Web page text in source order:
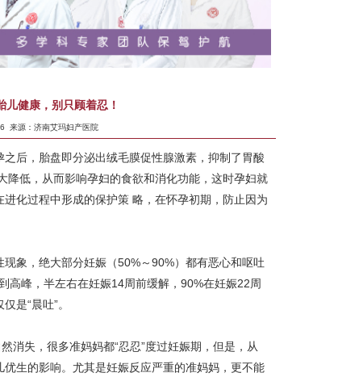
儿健康，别只顾着忍！
来源：济南艾玛妇产医院
，胎盘即分泌出绒毛膜促性腺激素，抑制了胃酸
降低，从而影响孕妇的食欲和消化功能，这时孕妇就
化过程中形成的保护策 略，在怀孕初期，防止因为
，绝大部分妊娠（50%～90%）都有恶心和呕吐
高峰，半左右在妊娠14周前缓解，90%在妊娠22周
是“晨吐”。
失，很多准妈妈都“忍忍”度过妊娠期，但是，从
生的影响。尤其是妊娠反应严重的准妈妈，更不能